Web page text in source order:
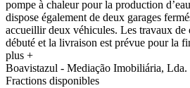
pompe à chaleur pour la production
dispose également de deux garages
accueillir deux véhicules. Les travaux de
débuté et la livraison est prévue pour la
plus +
Boavistazul - Mediação Imobiliária,
Fractions disponibles